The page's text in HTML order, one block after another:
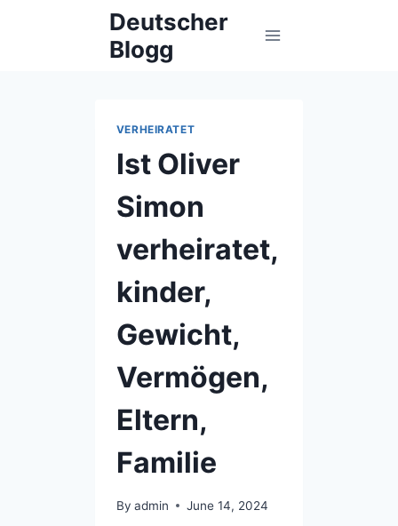
Deutscher
Blogg
VERHEIRATET
Ist Oliver
Simon
verheiratet,
kinder,
Gewicht,
Vermögen,
Eltern,
Familie
By admin June 14, 2024